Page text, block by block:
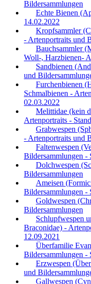
Bildersammlungen
Echte Bienen
14.02.2022
Kropfsammler
- Artenportraits und
Bauchsammler
Woll-, Harzbienen-
Sandbienen
und
Furchenbienen
Schmalbienen -
02.03.2022
Melittidae (kein
Artenportraits -
Grabwespen
- Artenportraits und
Faltenwespen
Bildersammlungen -
Dolchwespen
Bildersammlungen
Ameisen
Bildersammlungen -
Goldwespen
Bildersammlungen
Schlupfwespen
Braconidae) -
12.09.2021
Überfamilie
Bildersammlungen -
Erzwespen
und
Gallwespen